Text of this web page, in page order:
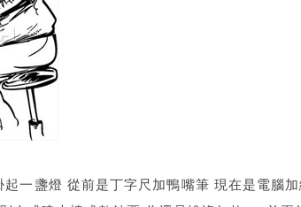
一盞燈 從前是丁字尺加鴨嘴筆 現在是電腦